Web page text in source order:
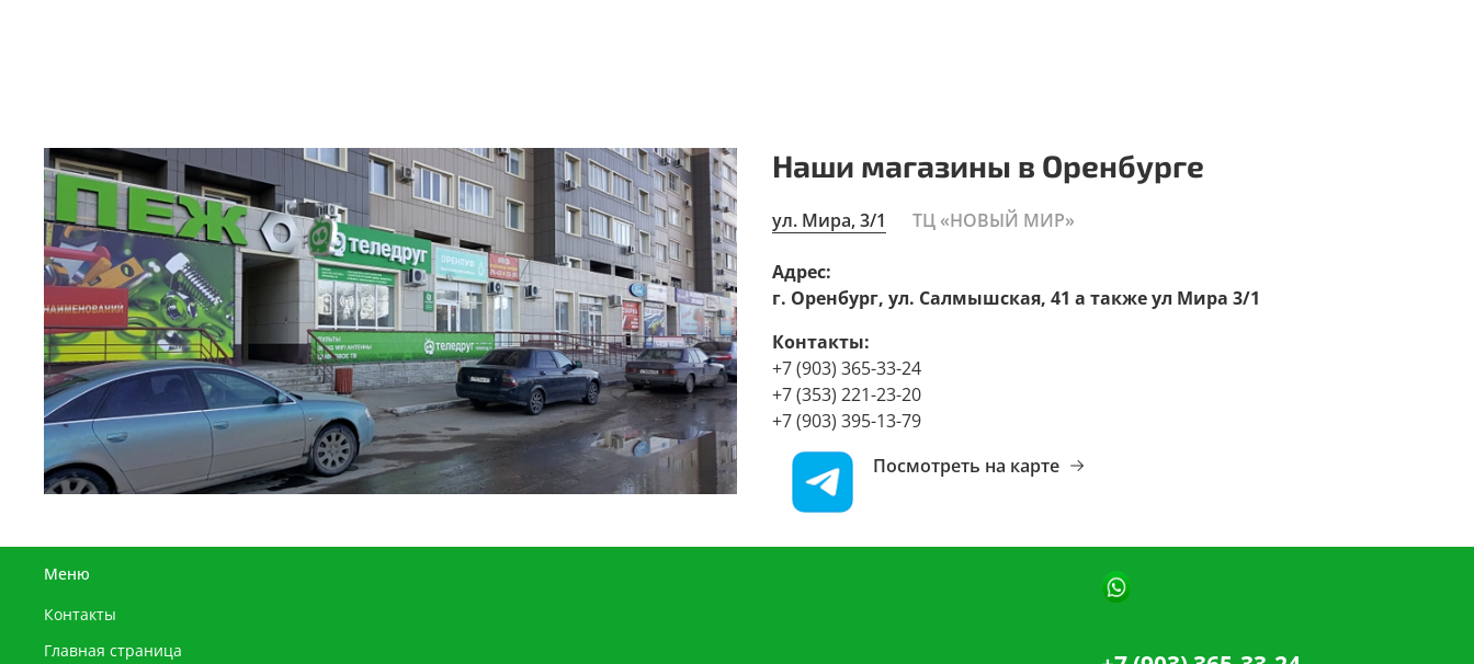
Наши магазины в Оренбурге
ул. Мира, 3/1 ТЦ «НОВЫЙ МИР»
Адрес:
г. Оренбург, ул. Салмышская, 41 а также ул Мира 3/1
Контакты:
+7 (903) 365-33-24
+7 (353) 221-23-20
+7 (903) 395-13-79
Посмотреть на карте
Меню
Контакты
Главная страница